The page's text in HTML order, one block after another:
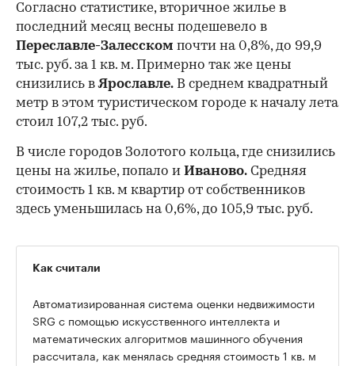
Согласно статистике, вторичное жилье в
последний месяц весны подешевело в
Переславле-Залесском почти на 0,8%, до 99,9
тыс. руб. за 1 кв. м. Примерно так же цены
снизились вЯрославле. В среднем квадратный
метр в этом туристическом городе к началу лета
стоил 107,2 тыс. руб.
В числе городов Золотого кольца, где снизились
цены на жилье, попало и Иваново. Средняя
стоимость 1 кв. м квартир от собственников
здесь уменьшилась на 0,6%, до 105,9 тыс. руб.
Как считали
Автоматизированная система оценки недвижимости
SRG с помощью искусственного интеллекта и
математических алгоритмов машинного обучения
рассчитала, как менялась средняя стоимость 1 кв. м